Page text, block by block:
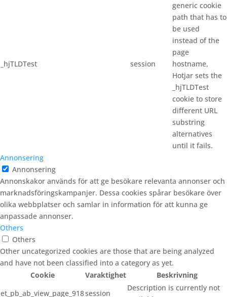
_hjTLDTest session
generic cookie
path that has to
be used
instead of the
page
hostname,
Hotjar sets the
_hjTLDTest
cookie to store
different URL
substring
alternatives
until it fails.
Annonsering
Annonsering
Annonskakor används för att ge besökare relevanta annonser och
marknadsföringskampanjer. Dessa cookies spårar besökare över
olika webbplatser och samlar in information för att kunna ge
anpassade annonser.
Others
Others
Other uncategorized cookies are those that are being analyzed
and have not been classified into a category as yet.
Cookie
Varaktighet
Beskrivning
et_pb_ab_view_page_918session
Description is currently not